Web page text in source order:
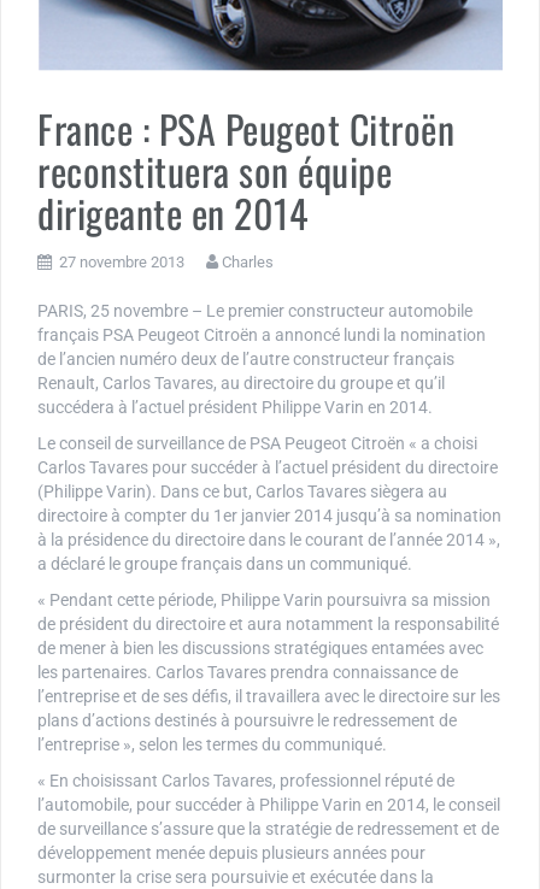
France : PSA Peugeot Citroën
reconstituera son équipe
dirigeante en 2014
27 novembre 2013 Charles
PARIS, 25 novembre – Le premier constructeur automobile
français PSA Peugeot Citroën a annoncé lundi la nomination
de l’ancien numéro deux de l’autre constructeur français
Renault, Carlos Tavares, au directoire du groupe et qu’il
succédera à l’actuel président Philippe Varin en 2014.
Le conseil de surveillance de PSA Peugeot Citroën « a choisi
Carlos Tavares pour succéder à l’actuel président du directoire
(Philippe Varin). Dans ce but, Carlos Tavares siègera au
directoire à compter du 1er janvier 2014 jusqu’à sa nomination
à la présidence du directoire dans le courant de l’année 2014 »,
a déclaré le groupe français dans un communiqué.
« Pendant cette période, Philippe Varin poursuivra sa mission
de président du directoire et aura notamment la responsabilité
de mener à bien les discussions stratégiques entamées avec
les partenaires. Carlos Tavares prendra connaissance de
l’entreprise et de ses défis, il travaillera avec le directoire sur les
plans d’actions destinés à poursuivre le redressement de
l’entreprise », selon les termes du communiqué.
« En choisissant Carlos Tavares, professionnel réputé de
l’automobile, pour succéder à Philippe Varin en 2014, le conseil
de surveillance s’assure que la stratégie de redressement et de
développement menée depuis plusieurs années pour
surmonter la crise sera poursuivie et exécutée dans la